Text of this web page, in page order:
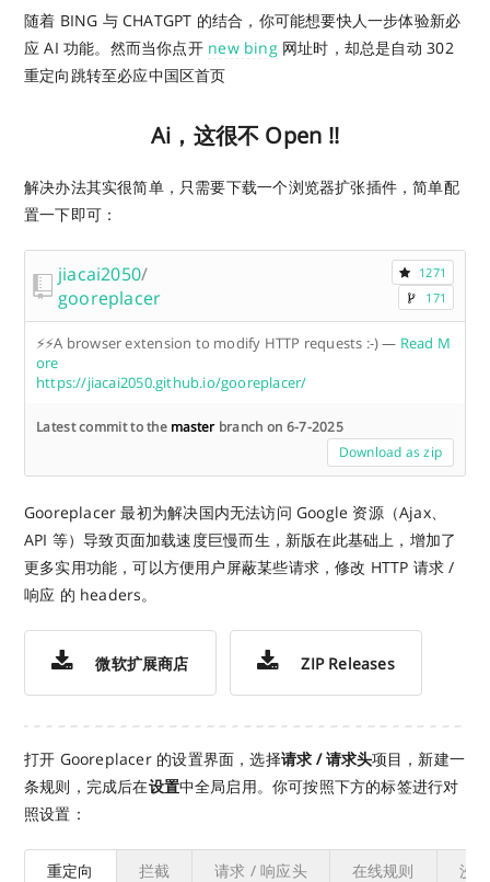
随着 BING 与 CHATGPT 的结合，你可能想要快人一步体验新必
应 AI 功能。然而当你点开 new bing网址时，却总是自动 302
重定向跳转至必应中国区首页
Ai，这很不 Open !!
解决办法其实很简单，只需要下载一个浏览器扩张插件，简单配
置一下即可：
jiacai2050/
gooreplacer
1271
171
⚡️⚡️A browser extension to modify HTTP requests :-)— Read M
ore
https://jiacai2050.github.io/gooreplacer/
Latest commit to the masterbranch on 6-7-2025
Download as zip
Gooreplacer 最初为解决国内无法访问 Google 资源（Ajax、
API 等）导致页面加载速度巨慢而生，新版在此基础上，增加了
更多实用功能，可以方便用户屏蔽某些请求，修改 HTTP 请求 /
响应 的 headers。
微软扩展商店 ZIP Releases
打开 Gooreplacer 的设置界面，选择请求 / 请求头项目，新建一
条规则，完成后在设置中全局启用。你可按照下方的标签进行对
照设置：
重定向 拦截 请求 / 响应头 在线规则 沙